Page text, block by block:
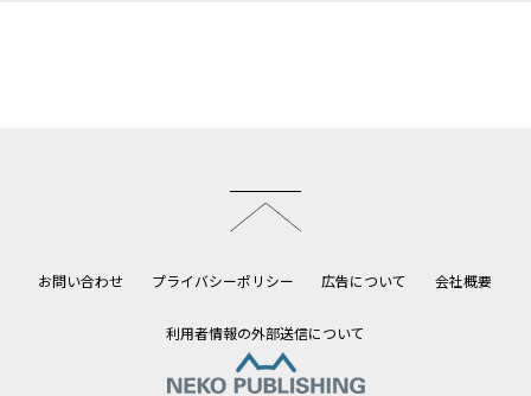
お問い合わせ プライバシーポリシー 広告について 会社概要
利用者情報の外部送信について